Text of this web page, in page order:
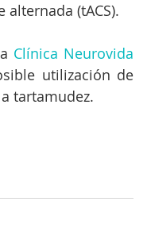
(tACS).
Clínica Neurovida
utilización de
tartamudez.